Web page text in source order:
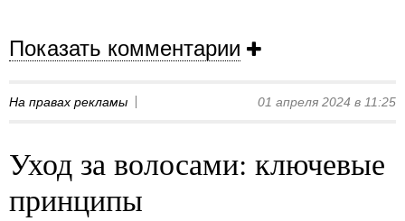
Показать комментарии
На правах рекламы 01 апреля 2024 в 11:25
Уход за волосами: ключевые
принципы